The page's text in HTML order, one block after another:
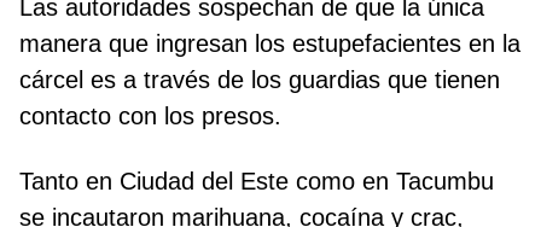
Las autoridades sospechan de que la única
manera que ingresan los estupefacientes en la
cárcel es a través de los guardias que tienen
contacto con los presos.
Tanto en Ciudad del Este como en Tacumbu
se incautaron marihuana, cocaína y crac,